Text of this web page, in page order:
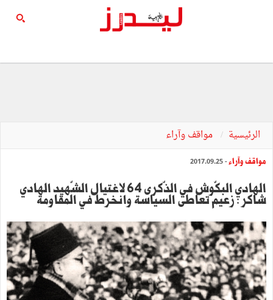
الرئيسية مواقف وآراء
مواقف وآراء- 2017.09.25
الهادي البكّوش في الذّكرى 64 لاغتيال الشّهيد الهادي
شاكر : زعيم تعاطى السياسة وانخرط في المقاومة